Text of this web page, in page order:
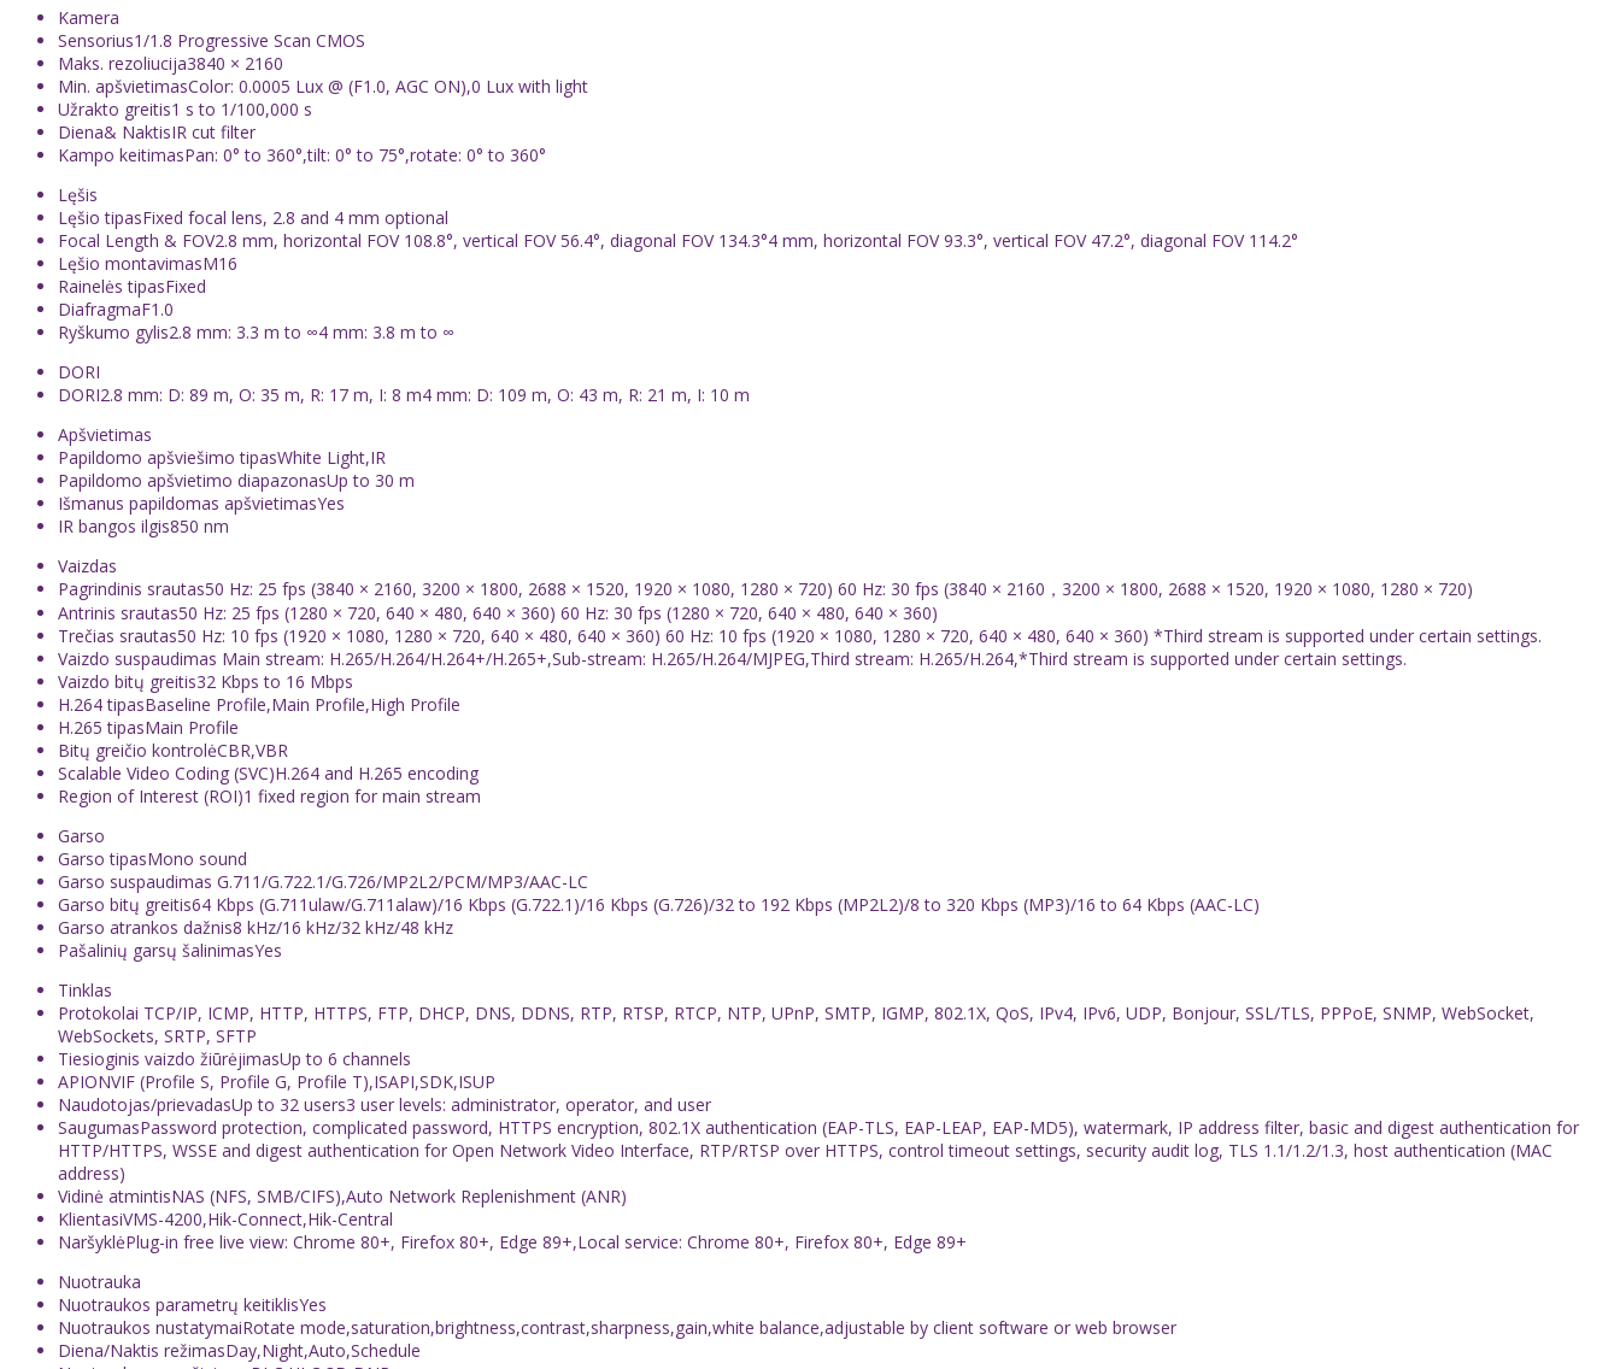
Kamera
Sensorius1/1.8 Progressive Scan CMOS
Maks. rezoliucija3840 × 2160
Min. apšvietimasColor: 0.0005 Lux @ (F1.0, AGC ON),0 Lux with light
Užrakto greitis1 s to 1/100,000 s
Diena& NaktisIR cut filter
Kampo keitimasPan: 0° to 360°,tilt: 0° to 75°,rotate: 0° to 360°
Lęšis
Lęšio tipasFixed focal lens, 2.8 and 4 mm optional
Focal Length & FOV2.8 mm, horizontal FOV 108.8°, vertical FOV 56.4°, diagonal FOV 134.3°4 mm, horizontal FOV 93.3°, vertical FOV 47.2°, diagonal FOV 114.2°
Lęšio montavimasM16
Rainelės tipasFixed
DiafragmaF1.0
Ryškumo gylis2.8 mm: 3.3 m to ∞4 mm: 3.8 m to ∞
DORI
DORI2.8 mm: D: 89 m, O: 35 m, R: 17 m, I: 8 m4 mm: D: 109 m, O: 43 m, R: 21 m, I: 10 m
Apšvietimas
Papildomo apšviešimo tipasWhite Light,IR
Papildomo apšvietimo diapazonasUp to 30 m
Išmanus papildomas apšvietimasYes
IR bangos ilgis850 nm
Vaizdas
Pagrindinis srautas50 Hz: 25 fps (3840 × 2160, 3200 × 1800, 2688 × 1520, 1920 × 1080, 1280 × 720) 60 Hz: 30 fps (3840 × 2160，3200 × 1800, 2688 × 1520, 1920 × 1080, 1280 × 720)
Antrinis srautas50 Hz: 25 fps (1280 × 720, 640 × 480, 640 × 360) 60 Hz: 30 fps (1280 × 720, 640 × 480, 640 × 360)
Trečias srautas50 Hz: 10 fps (1920 × 1080, 1280 × 720, 640 × 480, 640 × 360) 60 Hz: 10 fps (1920 × 1080, 1280 × 720, 640 × 480, 640 × 360) *Third stream is supported under certain settings.
Vaizdo suspaudimas Main stream: H.265/H.264/H.264+/H.265+,Sub-stream: H.265/H.264/MJPEG,Third stream: H.265/H.264,*Third stream is supported under certain settings.
Vaizdo bitų greitis32 Kbps to 16 Mbps
H.264 tipasBaseline Profile,Main Profile,High Profile
H.265 tipasMain Profile
Bitų greičio kontrolėCBR,VBR
Scalable Video Coding (SVC)H.264 and H.265 encoding
Region of Interest (ROI)1 fixed region for main stream
Garso
Garso tipasMono sound
Garso suspaudimas G.711/G.722.1/G.726/MP2L2/PCM/MP3/AAC-LC
Garso bitų greitis64 Kbps (G.711ulaw/G.711alaw)/16 Kbps (G.722.1)/16 Kbps (G.726)/32 to 192 Kbps (MP2L2)/8 to 320 Kbps (MP3)/16 to 64 Kbps (AAC-LC)
Garso atrankos dažnis8 kHz/16 kHz/32 kHz/48 kHz
Pašalinių garsų šalinimasYes
Tinklas
Protokolai TCP/IP, ICMP, HTTP, HTTPS, FTP, DHCP, DNS, DDNS, RTP, RTSP, RTCP, NTP, UPnP, SMTP, IGMP, 802.1X, QoS, IPv4, IPv6, UDP, Bonjour, SSL/TLS, PPPoE, SNMP, WebSocket,
WebSockets, SRTP, SFTP
Tiesioginis vaizdo žiūrėjimasUp to 6 channels
APIONVIF (Profile S, Profile G, Profile T),ISAPI,SDK,ISUP
Naudotojas/prievadasUp to 32 users3 user levels: administrator, operator, and user
SaugumasPassword protection, complicated password, HTTPS encryption, 802.1X authentication (EAP-TLS, EAP-LEAP, EAP-MD5), watermark, IP address filter, basic and digest authentication for
HTTP/HTTPS, WSSE and digest authentication for Open Network Video Interface, RTP/RTSP over HTTPS, control timeout settings, security audit log, TLS 1.1/1.2/1.3, host authentication (MAC
address)
Vidinė atmintisNAS (NFS, SMB/CIFS),Auto Network Replenishment (ANR)
KlientasiVMS-4200,Hik-Connect,Hik-Central
NaršyklėPlug-in free live view: Chrome 80+, Firefox 80+, Edge 89+,Local service: Chrome 80+, Firefox 80+, Edge 89+
Nuotrauka
Nuotraukos parametrų keitiklisYes
Nuotraukos nustatymaiRotate mode,saturation,brightness,contrast,sharpness,gain,white balance,adjustable by client software or web browser
Diena/Naktis režimasDay,Night,Auto,Schedule